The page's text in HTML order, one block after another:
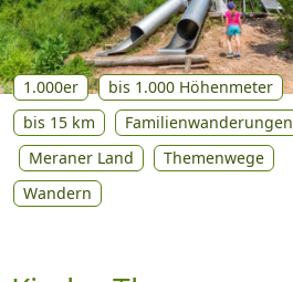
1.000er
bis 1.000 Höhenmeter
bis 15 km
Familienwanderungen
Meraner Land
Themenwege
Wandern